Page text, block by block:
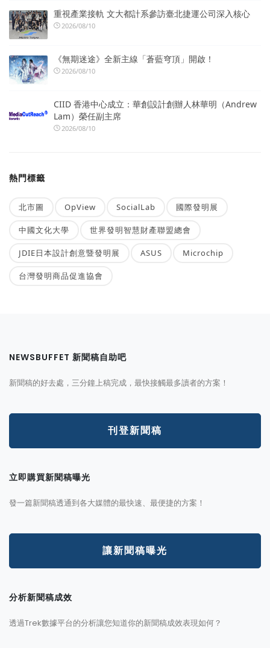
重視產業接軌 文大都計系參訪臺北捷運公司深入核心
2026/08/10
《無期迷途》全新主線「蒼藍穹頂」開啟！
2026/08/10
CIID 香港中心成立：華創設計創辦人林華明（Andrew
Lam）榮任副主席
2026/08/10
熱門標籤
北市圖 OpView SocialLab 國際發明展
中國文化大學 世界發明智慧財產聯盟總會
JDIE日本設計創意暨發明展 ASUS Microchip
台灣發明商品促進協會
NEWSBUFFET 新聞稿自助吧
新聞稿的好去處，三分鐘上稿完成，最快接觸最多讀者的方案！
刊登新聞稿
立即購買新聞稿曝光
發一篇新聞稿透通到各大媒體的最快速、最便捷的方案！
讓新聞稿曝光
分析新聞稿成效
透過Trek數據平台的分析讓您知道你的新聞稿成效表現如何？